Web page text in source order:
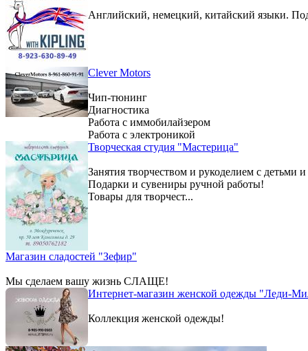
Английский, немецкий, китайский языки.
Clever Motors
Чип-тюнинг
Диагностика
Работа с иммобилайзером
Работа с электроникой
Творческая студия "Мастерица"
Занятия творчеством и рукоделием с детьми
Подарки и сувениры ручной работы!
Товары для творчест...
Магазин сладостей "Зефир"
Мы сделаем вашу жизнь СЛАЩЕ!
Интернет-магазин женской одежды "Леди-
Коллекция женской одежды!